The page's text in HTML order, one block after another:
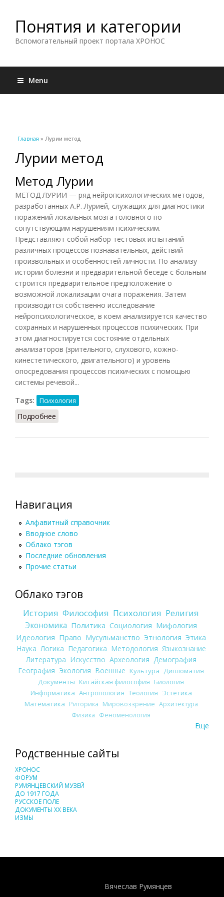
Понятия и категории
Вспомогательный проект портала ХРОНОС
Menu
Вы здесь
Главная » Лурии метод
Лурии метод
Метод Лурии
МЕТОД ЛУРИИ — ряд нейропсихологических методов,
разработанных А.Р. Лурией, служащих для диагностики
поражений локальных мозга головного по
сопутствующим нарушениям психическим.
Представляют собой набор тестовых испытаний
различных процессов познавательных, действий
произвольных и особенностей личности. По анализу
истории болезни и предварительной беседе с больным
строится предварительное предположение о
возможной локализации очага поражения. Затем
производится собственно исследование
нейропсихологическое, в коем анализируется качество
сохранных и нарушенных процессов психических. При
этом диагностируется состояние отдельных
анализаторов (зрительного, слухового, кожно-
кинестетического, двигательного) и уровень
опосредования процессов психических с помощью
системы речевой...
Tags:
Психология
Подробнее
Навигация
Алфавитный справочник
Вводное слово
Облако тэгов
Последние обновления
Прочие статьи
Облако тэгов
История Философия Психология Религия
Экономика Политика Социология Мифология
Идеология Право Мусульманство Этнология Этика
Наука Логика Педагогика Методология Языкознание
Литература Искусство Археология Демография
География Экология Военные Культура
Дипломатия
Документы Китайская философия Биология
Информатика Антропология Теология Эстетика
Математика Риторика Мировоззрение Архитектура
Физика Феноменология
Еще
Родственные сайты
ХРОНОС
ФОРУМ
РУМЯНЦЕВСКИЙ МУЗЕЙ
ДО 1917 ГОДА
РУССКОЕ ПОЛЕ
ДОКУМЕНТЫ XX ВЕКА
ИЗМЫ
Вячеслав Румянцев